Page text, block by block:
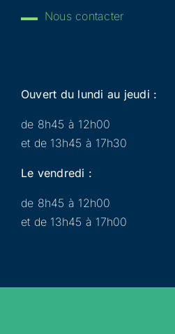
Nous contacter
Ouvert du lundi au jeudi :
de 8h45 à 12h00
et de 13h45 à 17h30
Le vendredi :
de 8h45 à 12h00
et de 13h45 à 17h00